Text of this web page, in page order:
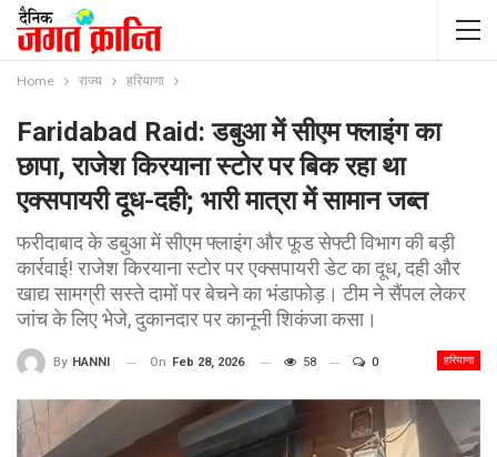
Home राज्य हरियाणा
Faridabad Raid: डबुआ में सीएम फ्लाइंग का
छापा, राजेश किरयाना स्टोर पर बिक रहा था
एक्सपायरी दूध-दही; भारी मात्रा में सामान जब्त
फरीदाबाद के डबुआ में सीएम फ्लाइंग और फूड सेफ्टी विभाग की बड़ी
कार्रवाई! राजेश किरयाना स्टोर पर एक्सपायरी डेट का दूध, दही और
खाद्य सामग्री सस्ते दामों पर बेचने का भंडाफोड़। टीम ने सैंपल लेकर
जांच के लिए भेजे, दुकानदार पर कानूनी शिकंजा कसा।
हरियाणा
By HANNI On Feb 28, 2026 58 0